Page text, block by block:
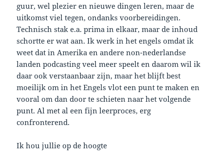
guur, wel plezier en nieuwe dingen leren, maar de
uitkomst viel tegen, ondanks voorbereidingen.
Technisch stak e.a. prima in elkaar, maar de inhoud
schortte er wat aan. Ik werk in het engels omdat ik
weet dat in Amerika en andere non-nederlandse
landen podcasting veel meer speelt en daarom wil ik
daar ook verstaanbaar zijn, maar het blijft best
moeilijk om in het Engels vlot een punt te maken en
vooral om dan door te schieten naar het volgende
punt. Al met al een fijn leerproces, erg
confronterend.
Ik hou jullie op de hoogte